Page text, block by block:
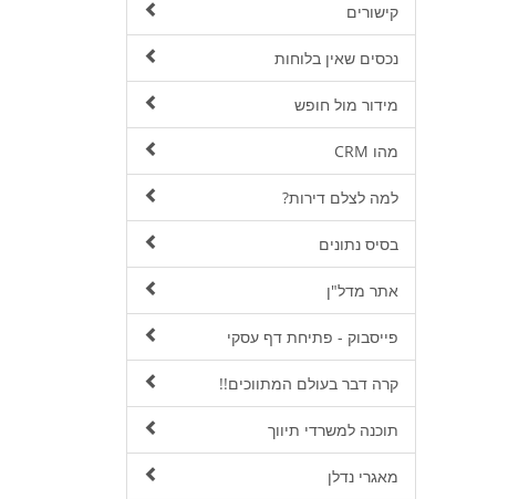
קישורים
נכסים שאין בלוחות
מידור מול חופש
מהו CRM
למה לצלם דירות?
בסיס נתונים
אתר מדל"ן
פייסבוק - פתיחת דף עסקי
קרה דבר בעולם המתווכים!!
תוכנה למשרדי תיווך
מאגרי נדלן